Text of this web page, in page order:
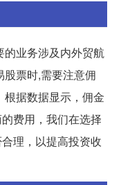
业务涉及内外贸航
票时,需要注意佣
据数据显示，佣金
费用，我们在选择
理，以提高投资收